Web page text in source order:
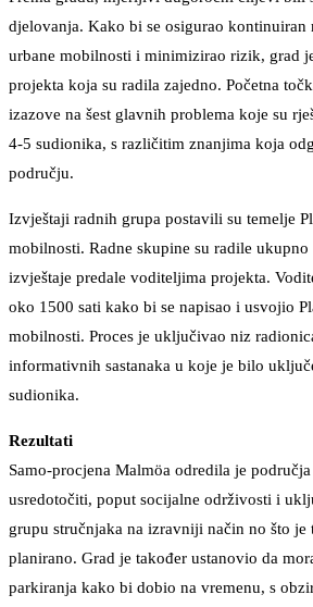
djelovanja. Kako bi se osigurao kontinuiran
urbane mobilnosti i minimizirao rizik, grad
projekta koja su radila zajedno. Početna
izazove na šest glavnih problema koje su
4-5 sudionika, s različitim znanjima koja
području.
Izvještaji radnih grupa postavili su temelje
mobilnosti. Radne skupine su radile ukupno
izvještaje predale voditeljima projekta.
oko 1500 sati kako bi se napisao i usvojio
mobilnosti. Proces je uključivao niz
informativnih sastanaka u koje je bilo
sudionika.
Rezultati
Samo-procjena Malmöa odredila je
usredotočiti, poput socijalne održivosti i
grupu stručnjaka na izravniji način no što
planirano. Grad je također ustanovio da
parkiranja kako bi dobio na vremenu, s